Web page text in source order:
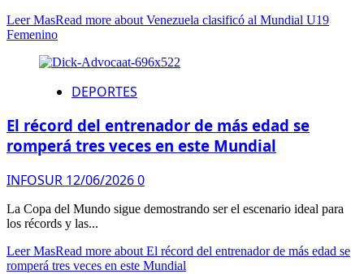
Leer MasRead more about Venezuela clasificó al Mundial U19
Femenino
DEPORTES
El récord del entrenador de más edad se
romperá tres veces en este Mundial
INFOSUR 12/06/20260
La Copa del Mundo sigue demostrando ser el escenario ideal para
los récords y las...
Leer MasRead more about El récord del entrenador de más edad se
romperá tres veces en este Mundial